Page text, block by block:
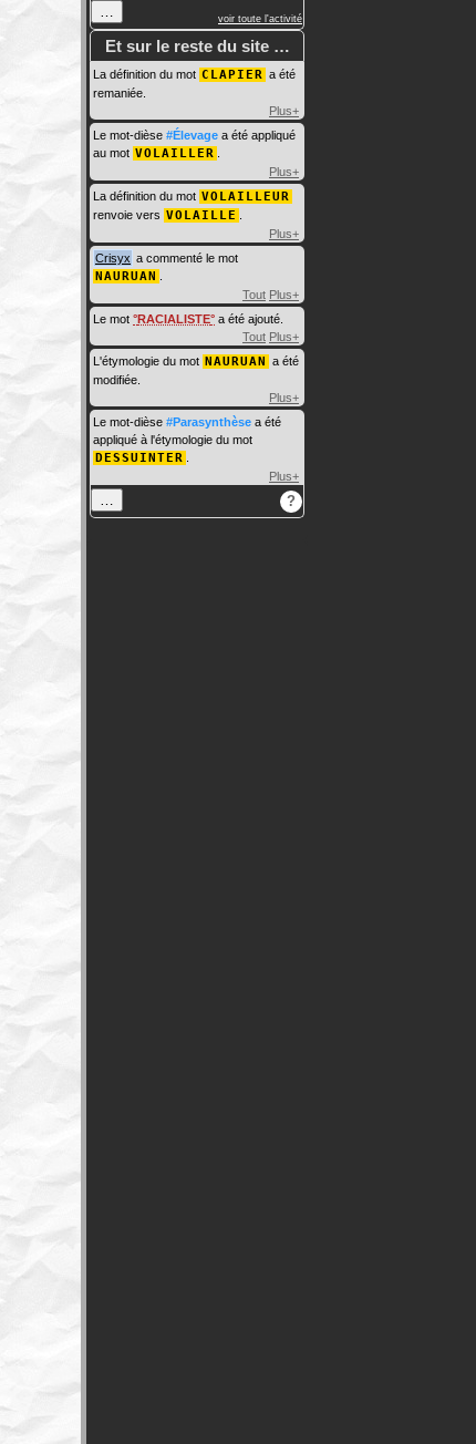
… voir toute l'activité
Et sur le reste du site …
La définition du mot CLAPIER a été
remaniée.
Plus+
Le mot-dièse #Élevage a été appliqué
au mot VOLAILLER
Plus+
La définition du mot VOLAILLEUR
renvoie vers VOLAILLE
Plus+
Crisyx a commenté le mot
NAURUAN
Tout Plus+
Le mot RACIALISTE a été ajouté.
Tout Plus+
L'étymologie du mot NAURUAN a été
modifiée.
Plus+
Le mot-dièse #Parasynthèse a été
appliqué à l'étymologie du mot
DESSUINTER
Plus+
… ?